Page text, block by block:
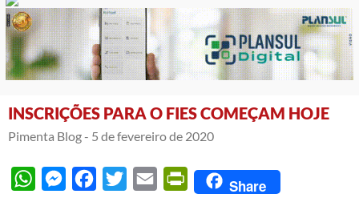
INSCRIÇÕES PARA O FIES COMEÇAM HOJE
Pimenta Blog - 5 de fevereiro de 2020
WhatsAppMessengerFacebook
Twitter Email PrintFriendly
Share